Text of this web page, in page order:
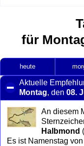
für
heute
Aktuelle
Montag, den08.
An diesem
Halbmond
Es ist Namenstag